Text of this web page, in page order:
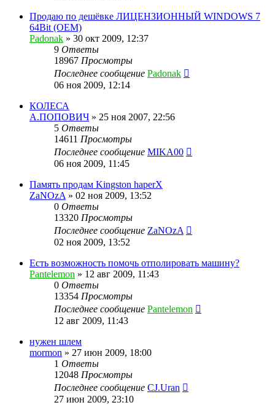
Продаю по дешёвке ЛИЦЕНЗИОННЫЙ WINDOWS 7
64Bit (OEM)
Padonak » 30 окт 2009, 12:37
9 Ответы
18967 Просмотры
Последнее сообщение Padonak
06 ноя 2009, 12:14
КОЛЕСА
А.ПОПОВИЧ » 25 ноя 2007, 22:56
5 Ответы
14611 Просмотры
Последнее сообщение MIKA00
06 ноя 2009, 11:45
Память продам Kingston haperX
ZaNOzA » 02 ноя 2009, 13:52
0 Ответы
13320 Просмотры
Последнее сообщение ZaNOzA
02 ноя 2009, 13:52
Есть возможность помочь отполировать машину?
Pantelemon » 12 авг 2009, 11:43
0 Ответы
13354 Просмотры
Последнее сообщение Pantelemon
12 авг 2009, 11:43
нужен шлем
mormon » 27 июн 2009, 18:00
1 Ответы
12048 Просмотры
Последнее сообщение CJ.Uran
27 июн 2009, 23:10